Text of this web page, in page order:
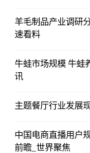
羊毛制品产业调研
速看料
牛蛙市场规模 牛蛙
讯
主题餐厅行业发展
中国电商直播用户
前瞻_世界聚焦